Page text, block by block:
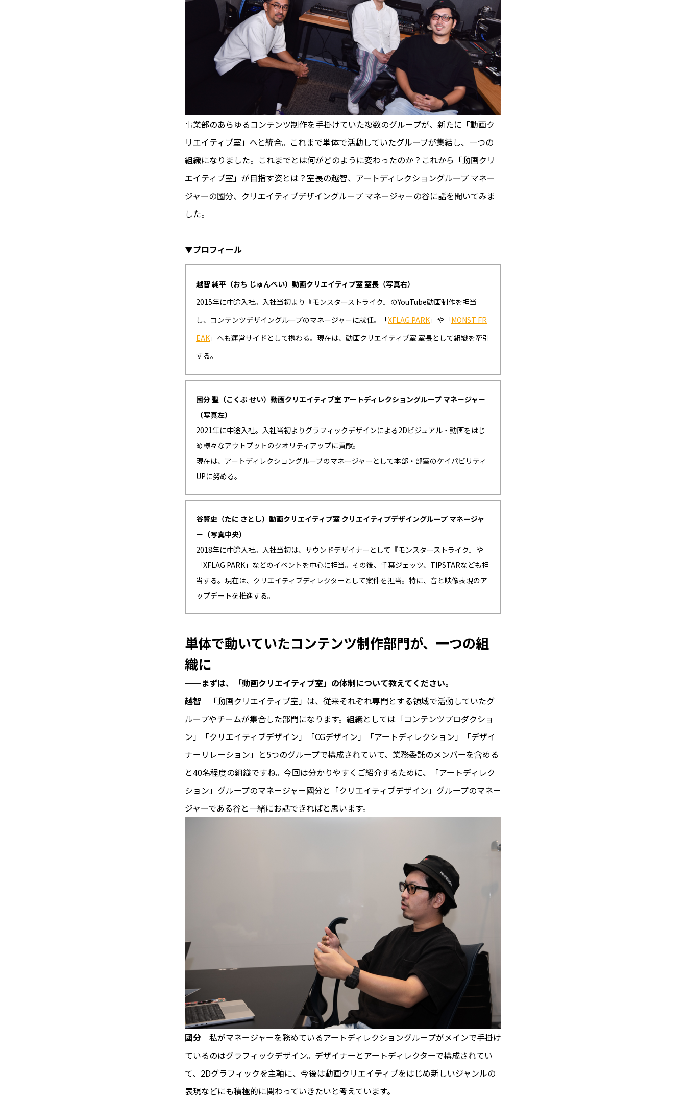
事業部のあらゆるコンテンツ制作を手掛けていた複数のグループが、新たに「動画ク
リエイティブ室」へと統合。これまで単体で活動していたグループが集結し、一つの
組織になりました。これまでとは何がどのように変わったのか？これから「動画クリ
エイティブ室」が目指す姿とは？室長の越智、アートディレクショングループ マネー
ジャーの國分、クリエイティブデザイングループ マネージャーの谷に話を聞いてみま
した。
▼プロフィール
越智 純平（おち じゅんぺい）動画クリエイティブ室 室長（写真右）
2015年に中途入社。入社当初より『モンスターストライク』のYouTube動画制作を担当
し、コンテンツデザイングループのマネージャーに就任。「XFLAG PARK」や「MONST FR
EAK」へも運営サイドとして携わる。現在は、動画クリエイティブ室 室長として組織を牽引
する。
國分 聖（こくぶ せい）動画クリエイティブ室 アートディレクショングループ マネージャー
（写真左）
2021年に中途入社。入社当初よりグラフィックデザインによる2Dビジュアル・動画をはじ
め様々なアウトプットのクオリティアップに貢献。
現在は、アートディレクショングループのマネージャーとして本部・部室のケイパビリティ
UPに努める。
谷賢史（たに さとし）動画クリエイティブ室 クリエイティブデザイングループ マネージャ
ー（写真中央）
2018年に中途入社。入社当初は、サウンドデザイナーとして『モンスターストライク』や
「XFLAG PARK」などのイベントを中心に担当。その後、千葉ジェッツ、TIPSTARなども担
当する。現在は、クリエイティブディレクターとして案件を担当。特に、音と映像表現のア
ップデートを推進する。
単体で動いていたコンテンツ制作部門が、一つの組
織に
━━まずは、「動画クリエイティブ室」の体制について教えてください。
越智
「動画クリエイティブ室」は、従来それぞれ専門とする領域で活動していたグ
ループやチームが集合した部門になります。組織としては「コンテンツプロダクショ
ン」「クリエイティブデザイン」「CGデザイン」「アートディレクション」「デザイ
ナーリレーション」と5つのグループで構成されていて、業務委託のメンバーを含める
と40名程度の組織ですね。今回は分かりやすくご紹介するために、「アートディレク
ション」グループのマネージャー國分と「クリエイティブデザイン」グループのマネー
ジャーである谷と一緒にお話できればと思います。
國分 私がマネージャーを務めているアートディレクショングループがメインで手掛け
ているのはグラフィックデザイン。デザイナーとアートディレクターで構成されてい
て、2Dグラフィックを主軸に、今後は動画クリエイティブをはじめ新しいジャンルの
表現などにも積極的に関わっていきたいと考えています。